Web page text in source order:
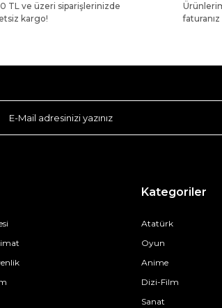
TL ve üzeri siparişlerinizde
kargo!
Kategoriler
Atatürk
Oyun
Anime
Dizi-Film
Sanat